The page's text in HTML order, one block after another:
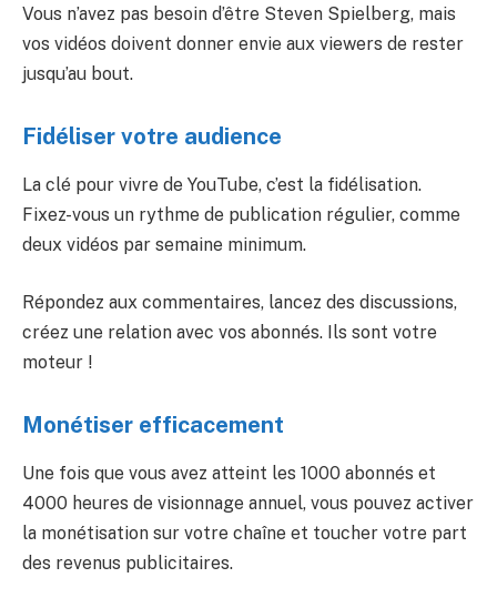
Vous n’avez pas besoin d’être Steven Spielberg, mais
vos vidéos doivent donner envie aux viewers de rester
jusqu’au bout.
Fidéliser votre audience
La clé pour vivre de YouTube, c’est la fidélisation.
Fixez-vous un rythme de publication régulier, comme
deux vidéos par semaine minimum.
Répondez aux commentaires, lancez des discussions,
créez une relation avec vos abonnés. Ils sont votre
moteur !
Monétiser efficacement
Une fois que vous avez atteint les 1000 abonnés et
4000 heures de visionnage annuel, vous pouvez activer
la monétisation sur votre chaîne et toucher votre part
des revenus publicitaires.